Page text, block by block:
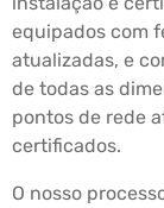
equipados com
atualizadas, e
de todas as
pontos de rede
certificados.
O nosso